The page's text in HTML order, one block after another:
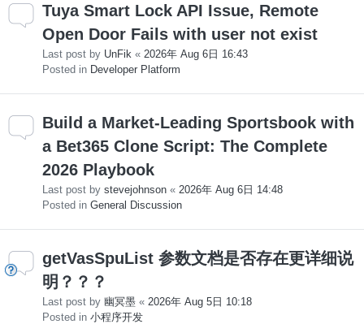
Tuya Smart Lock API Issue, Remote
Open Door Fails with user not exist
Last post by UnFik « 2026年 Aug 6日 16:43
Posted in Developer Platform
Build a Market-Leading Sportsbook with
a Bet365 Clone Script: The Complete
2026 Playbook
Last post by stevejohnson « 2026年 Aug 6日 14:48
Posted in General Discussion
getVasSpuList 参数文档是否存在更详细说
明？？？
Last post by 幽冥墨 « 2026年 Aug 5日 10:18
Posted in 小程序开发